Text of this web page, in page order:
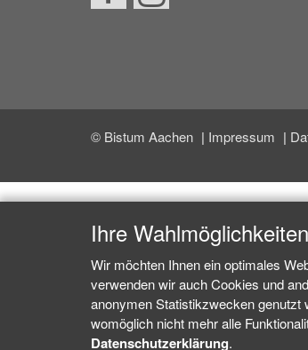
© Bistum Aachen Impressum
Ihre
Wir möchten Ihnen ein optimales
verwenden wir auch Cookies und
anonymen Statistikzwecken genutzt
womöglich nicht mehr alle
Datenschutzerklärung.